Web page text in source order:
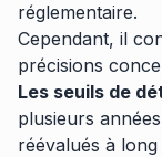
réglementaire.
Cependant, il
précisions
Les seuils de
plusieurs
réévalués à